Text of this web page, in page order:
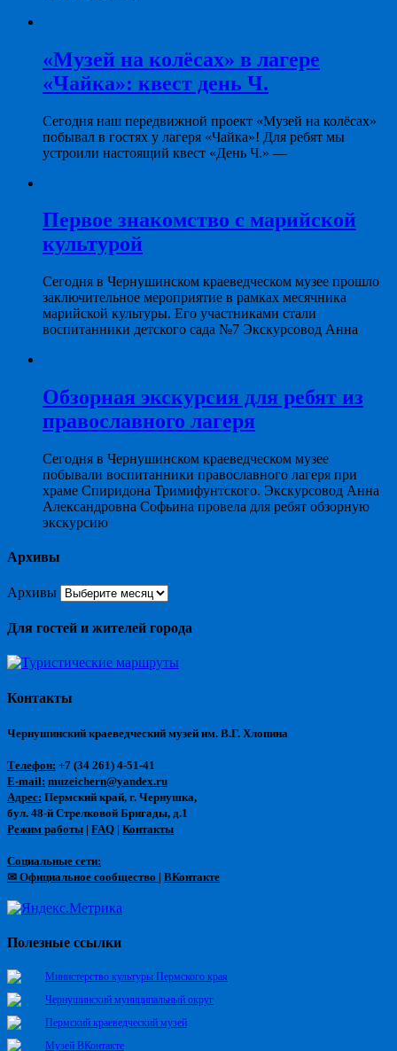
«Музей на колёсах» в лагере
«Чайка»: квест день Ч.
Сегодня наш передвижной проект «Музей на колёсах»
побывал в гостях у лагеря «Чайка»! Для ребят мы
устроили настоящий квест «День Ч.» —
Первое знакомство с марийской
культурой
Сегодня в Чернушинском краеведческом музее прошло
заключительное мероприятие в рамках месячника
марийской культуры. Его участниками стали
воспитанники детского сада №7 Экскурсовод Анна
Обзорная экскурсия для ребят из
православного лагеря
Сегодня в Чернушинском краеведческом музее
побывали воспитанники православного лагеря при
храме Спиридона Тримифунтского. Экскурсовод Анна
Александровна Софьина провела для ребят обзорную
экскурсию
Архивы
Архивы
Для гостей и жителей города
Контакты
Чернушинский краеведческий музей им. В.Г. Хлопина
Телефон: +7 (34 261) 4-51-41
E-mail: muzeichern@yandex.ru
Адрес: Пермский край, г. Чернушка,
бул. 48-й Стрелковой Бригады, д.1
Режим работы | FAQ | Контакты
Социальные сети:
✉ Официальное сообщество | ВКонтакте
Полезные ссылки
Министерство культуры Пермского края
Чернушинский муниципальный округ
Пермский краеведческий музей
Музей ВКонтакте